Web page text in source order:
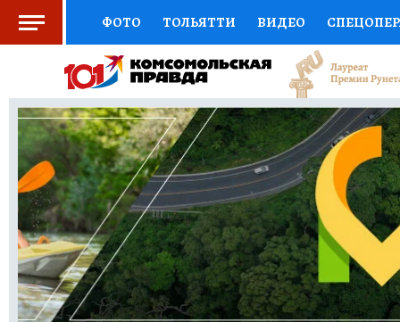
ФОТО ТОЛЬЯТТИ ВИДЕО
СОЦПОДДЕРЖКА НАУКА СПОРТ
ВЫБОР ЭКСПЕРТОВ ДОКТОР
КНИЖНАЯ ПОЛКА ПРОГНОЗЫ НА СПОРТ
ПРЕСС-ЦЕНТР НЕДВИЖИМОСТЬ
КОЛЛЕКЦИИ КП РЕКЛАМА ОБЪЯВЛЕНИЯ